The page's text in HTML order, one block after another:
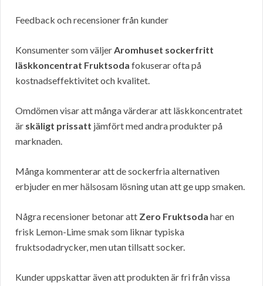
Feedback och recensioner från kunder
Konsumenter som väljerAromhuset sockerfritt
läskkoncentrat Fruktsoda fokuserar ofta på
kostnadseffektivitet och kvalitet.
Omdömen visar att många värderar att läskkoncentratet
är skäligt prissatt jämfört med andra produkter på
marknaden.
Många kommenterar att de sockerfria alternativen
erbjuder en mer hälsosam lösning utan att ge upp smaken.
Några recensioner betonar att Zero Fruktsoda har en
frisk Lemon-Lime smak som liknar typiska
fruktsodadrycker, men utan tillsatt socker.
Kunder uppskattar även att produkten är fri från vissa